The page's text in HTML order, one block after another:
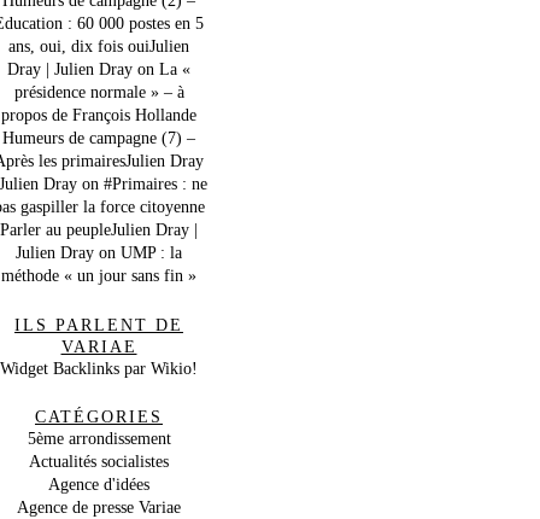
: 60 000 postes en 5
ans, oui, dix fois ouiJulien
Dray | Julien Dray on La «
présidence normale » – à
propos de François Hollande
Humeurs de campagne (7) –
les primairesJulien Dray
Dray on #Primaires : ne
gaspiller la force citoyenne
Parler au peupleJulien Dray |
Julien Dray on UMP : la
méthode « un jour sans fin »
ILS PARLENT DE
VARIAE
Widget Backlinks par Wikio!
CATÉGORIES
5ème arrondissement
Actualités socialistes
Agence d'idées
Agence de presse Variae